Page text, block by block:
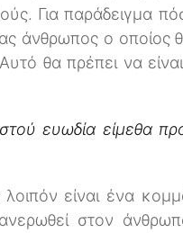
Για παράδειγμα
άνθρωπος ο οποίος
θα πρέπει να
ευωδία είμεθα
είναι ένα
στον